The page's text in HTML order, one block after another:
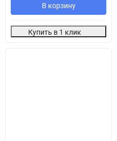
В корзину
Купить в 1 клик